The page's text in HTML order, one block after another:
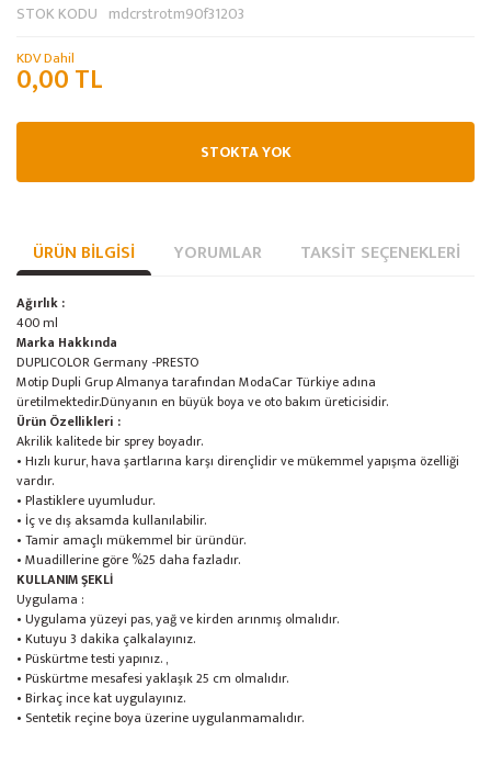
STOK KODU mdcrstrotm90f31203
KDV Dahil
0,00 TL
STOKTA YOK
ÜRÜN BILGISI YORUMLAR TAKSIT SEÇENEKLERI
Ağırlık :
400 ml
Marka Hakkında
DUPLICOLOR Germany -PRESTO
Motip Dupli Grup Almanya tarafından ModaCar Türkiye adına
üretilmektedir.Dünyanın en büyük boya ve oto bakım üreticisidir.
Ürün Özellikleri :
Akrilik kalitede bir sprey boyadır.
• Hızlı kurur, hava şartlarına karşı dirençlidir ve mükemmel yapışma özelliği
vardır.
• Plastiklere uyumludur.
• İç ve dış aksamda kullanılabilir.
• Tamir amaçlı mükemmel bir üründür.
• Muadillerine göre %25 daha fazladır.
KULLANIM ŞEKLİ
Uygulama :
• Uygulama yüzeyi pas, yağ ve kirden arınmış olmalıdır.
• Kutuyu 3 dakika çalkalayınız.
• Püskürtme testi yapınız. ,
• Püskürtme mesafesi yaklaşık 25 cm olmalıdır.
• Birkaç ince kat uygulayınız.
• Sentetik reçine boya üzerine uygulanmamalıdır.